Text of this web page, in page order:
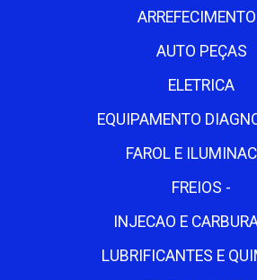
AUTO PEÇAS
ELETRICA
EQUIPAMENTO
FAROL E
FREIOS -
INJECAO E
LUBRIFICANTES E